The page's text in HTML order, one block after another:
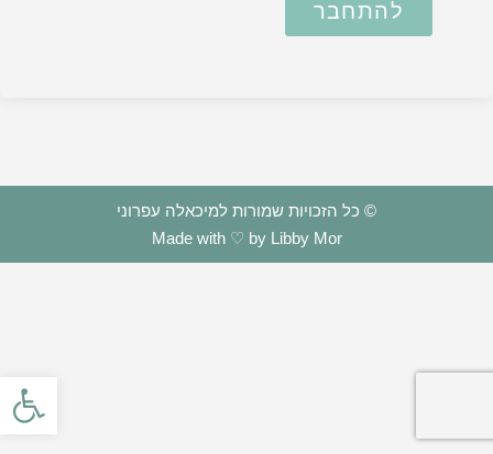
להתחבר
© כל הזכויות שמורות למיכאלה עפרוני
Made with ♡ by Libby Mor
פתח